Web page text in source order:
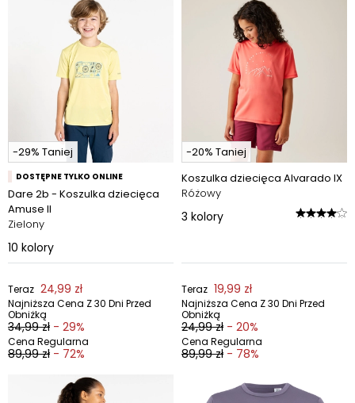
-29% Taniej
DOSTĘPNE TYLKO ONLINE
Dare 2b - Koszulka dziecięca
Amuse II
Zielony
10 kolory
Teraz 24,99 zł
Najniższa Cena Z 30 Dni Przed
Obniżką
34,99 zł - 29%
Cena Regularna
89,99 zł - 72%
-20% Taniej
Koszulka dziecięca Alvarado IX
Różowy
3 kolory
Teraz 19,99 zł
Najniższa Cena Z 30 Dni Przed
Obniżką
24,99 zł - 20%
Cena Regularna
89,99 zł - 78%